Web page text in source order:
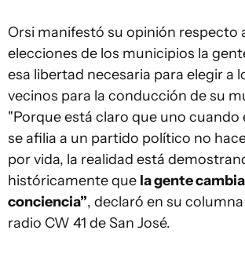
Orsi manifestó su opinión respecto
elecciones de los municipios la
esa libertad necesaria para elegir a
vecinos para la conducción de su
"Porque está claro que uno cuando
se afilia a un partido político no
por vida, la realidad está
históricamente que la gente
conciencia”, declaró en su
radio CW 41 de San José.